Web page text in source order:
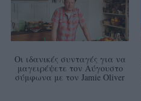
Οι ιδανικές συνταγές για να
μαγειρέψετε τον Αύγουστο
σύμφωνα με τον Jamie Oliver